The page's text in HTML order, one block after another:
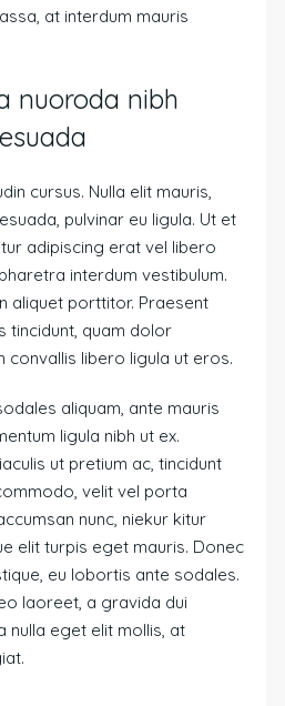
at interdum mauris
nuoroda nibh
cursus. Nulla elit mauris,
pulvinar eu ligula. Ut et
adipiscing erat vel libero
interdum vestibulum.
aliquet porttitor. Praesent
tincidunt, quam dolor
convallis libero ligula ut eros.
aliquam, ante mauris
ligula nibh ut ex.
ut pretium ac, tincidunt
velit vel porta
nunc, niekur kitur
elit turpis eget mauris. Donec
eu lobortis ante sodales.
laoreet, a gravida dui
nulla eget elit mollis, at